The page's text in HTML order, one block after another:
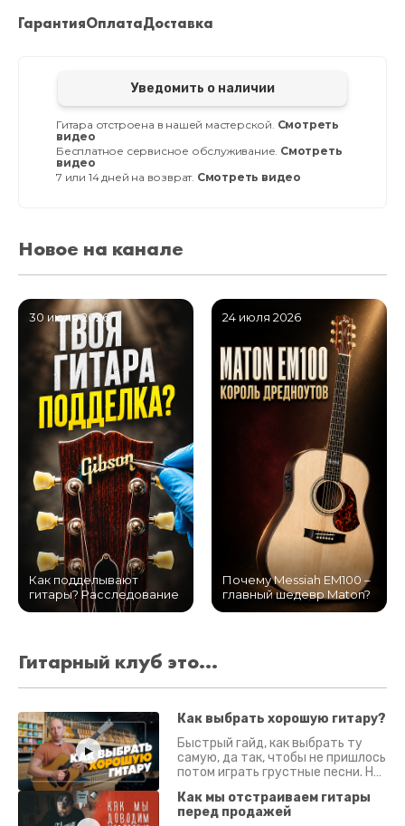
ГарантияОплатаДоставка
Уведомить о наличии
Гитара отстроена в нашей мастерской. Смотреть
видео
Бесплатное сервисное обслуживание. Смотреть
видео
7 или 14 дней на возврат. Смотреть видео
Новое на канале
30 июля 2026
Как подделывают
гитары? Расследование
24 июля 2026
Почему Messiah EM100 –
главный шедевр Maton?
Гитарный клуб это...
Как выбрать хорошую гитару?
Быстрый гайд, как выбрать ту
самую, да так, чтобы не пришлось
потом играть грустные песни. На
Как мы отстраиваем гитары
перед продажей